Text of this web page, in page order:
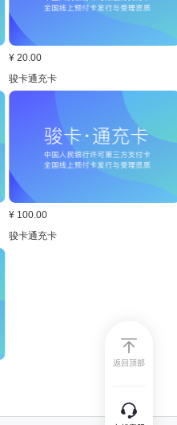
¥ 20.00
骏卡通充卡
¥ 100.00
骏卡通充卡